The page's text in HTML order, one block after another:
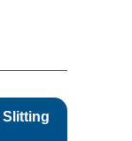
Slitting